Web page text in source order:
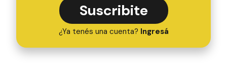
Suscribite
¿Ya tenés una cuenta? Ingresá